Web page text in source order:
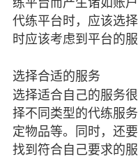
游戏商城
游民通 Lv.13
版主
19 23:03
电脑端 问题解决
我在商城购买的虚拟
代练平台时，应该选
时应该考虑到平台的
选择合适的服务
选择适合自己的服务
择不同类型的代练服
定物品等。同时，还
找到符合自己要求的服